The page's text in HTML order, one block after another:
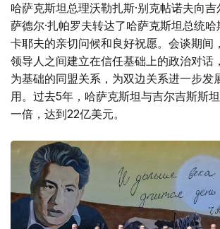
哈萨克斯坦总理沃勒扎斯·别克帖诺夫向
萨德尔·扎帕罗夫转达了哈萨克斯坦总统
卡耶夫的亲切问候和良好祝愿。会谈期间
领导人之间建立在信任基础上的政治对话
为基础的同盟关系，为双边关系进一步发
用。过去5年，哈萨克斯坦与吉尔吉斯斯
一倍，达到22亿美元。